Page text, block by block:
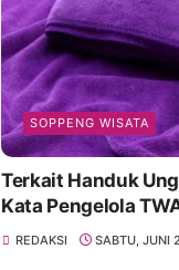
SOPPENG WISATA
Terkait Handuk
Kata Pengelola
REDAKSI SABTU, JUNI